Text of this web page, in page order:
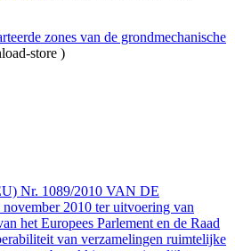
zones van de grondmechanische
store )
Nr. 1089/2010 VAN DE
2010 ter uitvoering van
het Europees Parlement en de Raad
van verzamelingen ruimtelijke